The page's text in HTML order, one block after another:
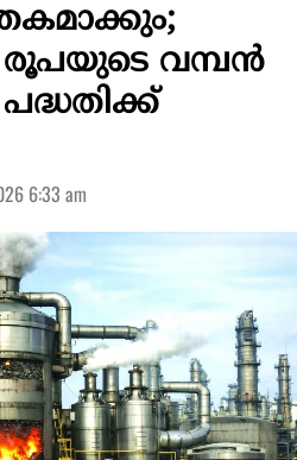
രൂപയുടെ വമ്പന്‍
6:33 am